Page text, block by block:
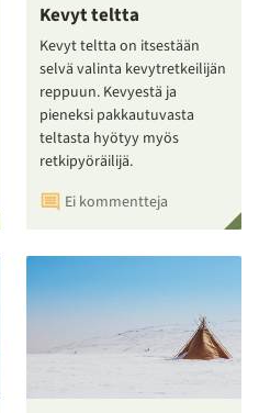
Kevyt teltta
Kevyt teltta on itsestään
selvä valinta kevytretkeilijän
reppuun. Kevyestä ja
pieneksi pakkautuvasta
teltasta hyötyy myös
retkipyöräilijä.
Ei kommentteja